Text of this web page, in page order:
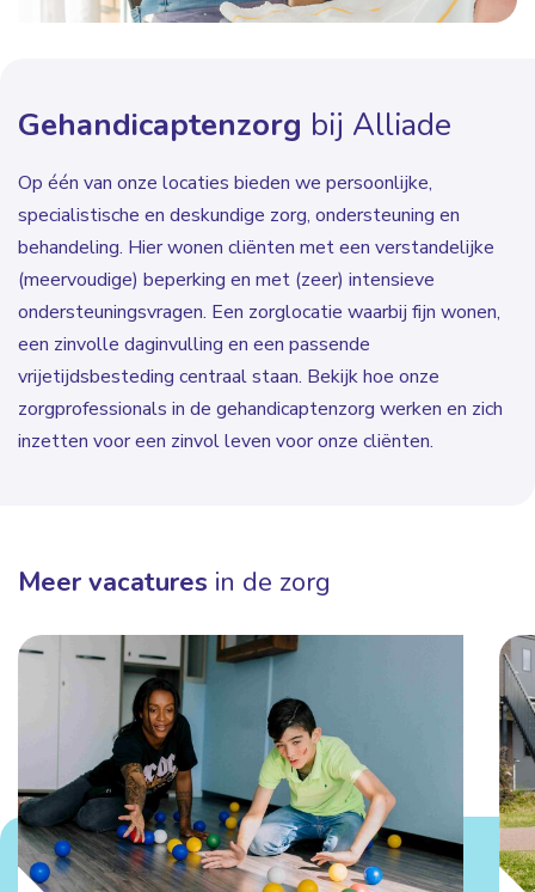
Gehandicaptenzorg bij Alliade
Op één van onze locaties bieden we persoonlijke,
specialistische en deskundige zorg, ondersteuning en
behandeling. Hier wonen cliënten met een verstandelijke
(meervoudige) beperking en met (zeer) intensieve
ondersteuningsvragen. Een zorglocatie waarbij fijn wonen,
een zinvolle daginvulling en een passende
vrijetijdsbesteding centraal staan. Bekijk hoe onze
zorgprofessionals in de gehandicaptenzorg werken en zich
inzetten voor een zinvol leven voor onze cliënten.
Meer vacatures in de zorg